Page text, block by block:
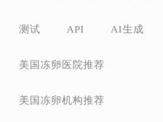
测试 API AI生成
美国冻卵医院推荐
美国冻卵机构推荐